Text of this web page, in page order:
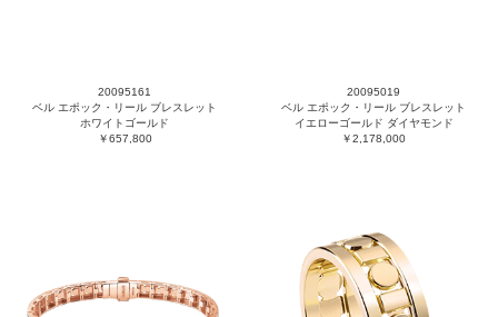
20095161
ベル エポック・リール ブレスレット
ホワイトゴールド
￥657,800
20095019
ベル エポック・リール ブレスレット
イエローゴールド ダイヤモンド
￥2,178,000